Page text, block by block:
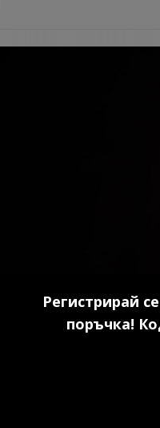
Регистрирай
поръчка!